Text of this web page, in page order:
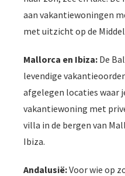
aan vakantiewoningen
met uitzicht op de
Mallorca en Ibiza: De
levendige
afgelegen locaties waar
vakantiewoning met
villa in de bergen van
Ibiza.
Andalusië:Voor wie op